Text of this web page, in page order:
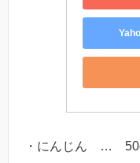
・にんじん …